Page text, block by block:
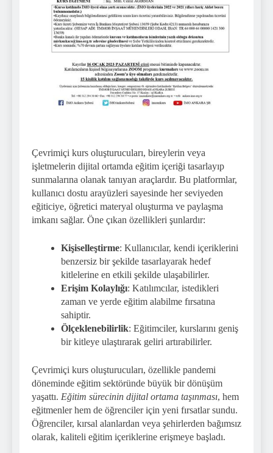
Çevrimiçi kurs oluşturucuları, bireylerin veya
işletmelerin dijital ortamda eğitim içeriği tasarlayıp
sunmalarına olanak tanıyan araçlardır. Bu platformlar,
kullanıcı dostu arayüzleri sayesinde her seviyeden
eğiticiye, öğretici materyal oluşturma ve paylaşma
imkanı sağlar. Öne çıkan özellikleri şunlardır:
Kişiselleştirme: Kullanıcılar, kendi içeriklerini
benzersiz bir şekilde tasarlayarak hedef
kitlelerine en etkili şekilde ulaşabilirler.
Erişim Kolaylığı: Katılımcılar, istedikleri
zaman ve yerde eğitim alabilme fırsatına
sahiptir.
Ölçeklenebilirlik: Eğitimciler, kurslarını geniş
bir kitleye ulaştırarak geliri artırabilirler.
Çevrimiçi kurs oluşturucuları, özellikle pandemi
döneminde eğitim sektöründe büyük bir dönüşüm
yaşattı. Eğitim sürecinin dijital ortama taşınması, hem
eğitmenler hem de öğrenciler için yeni fırsatlar sundu.
Öğrenciler, kırsal alanlardan veya şehirlerden bağımsız
olarak, kaliteli eğitim içeriklerine erişmeye başladı.